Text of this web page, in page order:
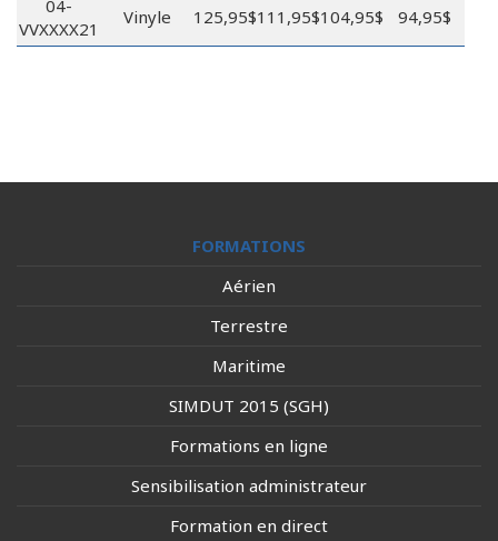
04-
VVXXXX21
Vinyle 125,95$111,95$104,95$ 94,95$
FORMATIONS
Aérien
Terrestre
Maritime
SIMDUT 2015 (SGH)
Formations en ligne
Sensibilisation administrateur
Formation en direct